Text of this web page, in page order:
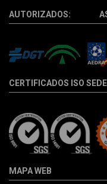
AUTORIZADOS:
CERTIFICADOS ISO
MAPA WEB